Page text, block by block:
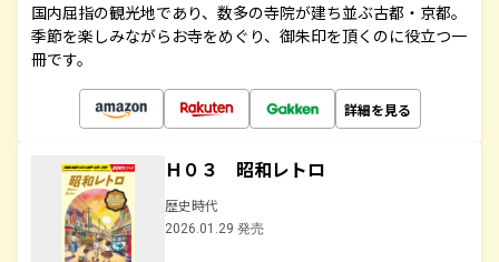
国内屈指の観光地であり、数多の寺院が建ち並ぶ古都・京都。
季節を楽しみながらお寺をめぐり、御朱印を頂くのに役立つ一
冊です。
詳細を見る
Ｈ０３ 昭和レトロ
歴史時代
2026.01.29 発売